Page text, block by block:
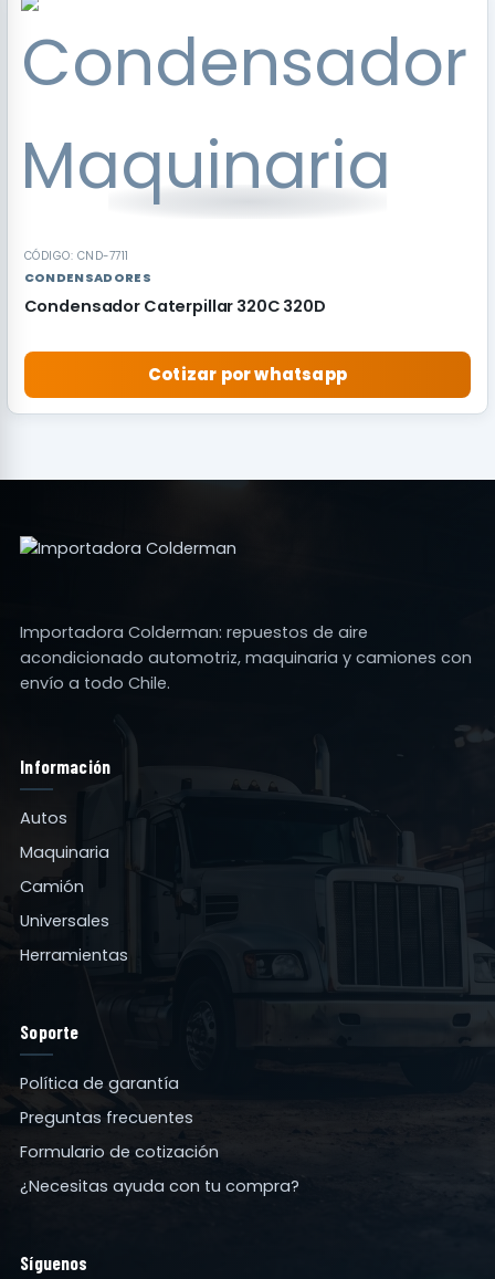
RECOMENDADO
CÓDIGO: CND-7711
CONDENSADORES
Condensador Caterpillar 320C 320D
Cotizar por whatsapp
Importadora Colderman: repuestos de aire
acondicionado automotriz, maquinaria y camiones con
envío a todo Chile.
Información
Autos
Maquinaria
Camión
Universales
Herramientas
Soporte
Política de garantía
Preguntas frecuentes
Formulario de cotización
¿Necesitas ayuda con tu compra?
Síguenos